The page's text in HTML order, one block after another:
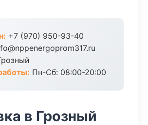
+7 (970) 950-93-40
Пн-Сб: 08:00-20:00
в Грозный